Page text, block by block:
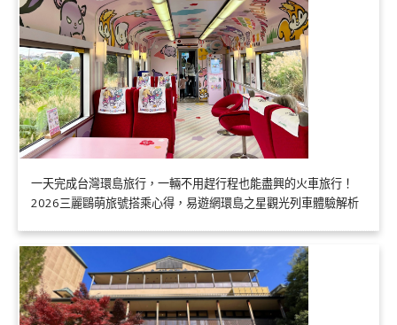
一天完成台灣環島旅行，一輛不用趕行程也能盡興的火車旅行！
2026三麗鷗萌旅號搭乘心得，易遊網環島之星觀光列車體驗解析